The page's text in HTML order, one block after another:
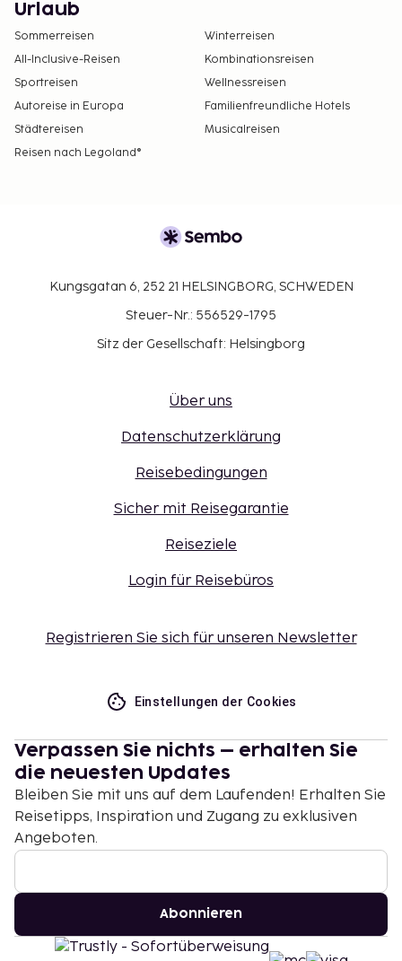
Urlaub
Sommerreisen
Winterreisen
All-Inclusive-Reisen
Kombinationsreisen
Sportreisen
Wellnessreisen
Autoreise in Europa
Familienfreundliche Hotels
Städtereisen
Musicalreisen
Reisen nach Legoland®
Kungsgatan 6, 252 21 HELSINGBORG, SCHWEDEN
Steuer-Nr.: 556529-1795
Sitz der Gesellschaft: Helsingborg
Über uns
Datenschutzerklärung
Reisebedingungen
Sicher mit Reisegarantie
Reiseziele
Login für Reisebüros
Registrieren Sie sich für unseren Newsletter
Einstellungen der Cookies
Verpassen Sie nichts – erhalten Sie
die neuesten Updates
Bleiben Sie mit uns auf dem Laufenden! Erhalten Sie
Reisetipps, Inspiration und Zugang zu exklusiven
Angeboten.
Abonnieren